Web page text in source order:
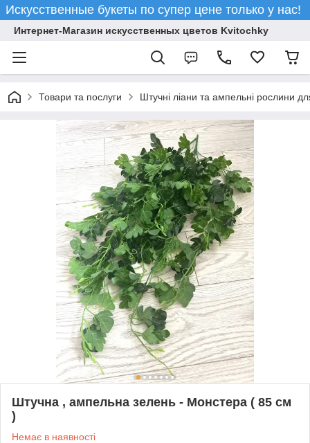
Искусственные букеты по супер цене только у нас!
Интернет-Магазин искусственных цветов Kvitochky
Товари та послуги Штучні ліани та ампельні рослини
Штучна , ампельна зелень - Монстера ( 85 см
)
Немає в наявності